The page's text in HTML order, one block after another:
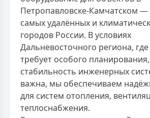
Петропавловске-Камчатском
самых удалённых и
городов России. В условиях
Дальневосточного региона, где
требует особого
стабильность инженерных
важна, мы обеспечиваем
для систем отопления,
теплоснабжения.